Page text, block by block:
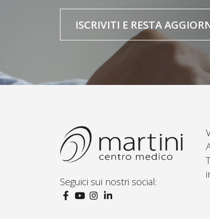
ISCRIVITI E RESTA
Seguici sui nostri social: